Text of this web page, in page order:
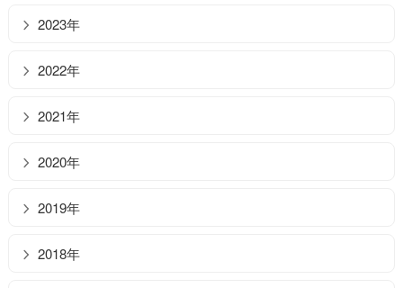
2023年
2022年
2021年
2020年
2019年
2018年